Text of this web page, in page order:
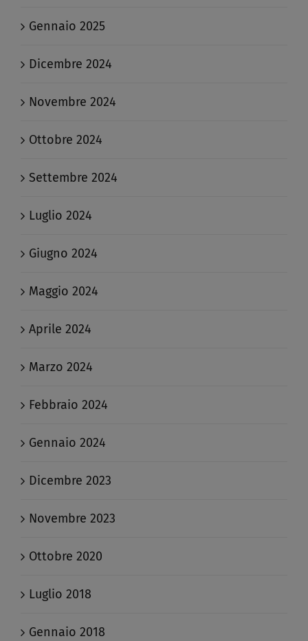
Gennaio 2025
Dicembre 2024
Novembre 2024
Ottobre 2024
Settembre 2024
Luglio 2024
Giugno 2024
Maggio 2024
Aprile 2024
Marzo 2024
Febbraio 2024
Gennaio 2024
Dicembre 2023
Novembre 2023
Ottobre 2020
Luglio 2018
Gennaio 2018